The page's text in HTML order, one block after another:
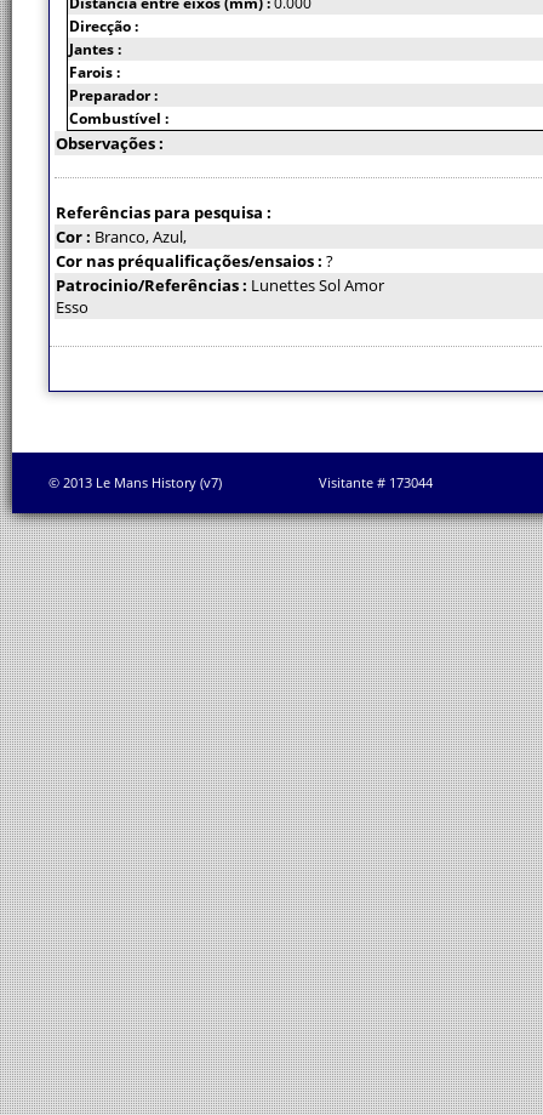
Direcção :
Jantes :
Farois :
Preparador :
Combustível :
Observações :
Referências para pesquisa :
Cor : Branco, Azul,
Cor nas préqualificações/ensaios : ?
Patrocinio/Referências : Lunettes Sol Amor
Esso
© 2013 Le Mans History (v7) Visitante # 173044